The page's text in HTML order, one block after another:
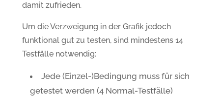
damit zufrieden.
Um die Verzweigung in der Grafik jedoch
funktional gut zu testen, sind mindestens 14
Testfälle notwendig:
Jede (Einzel-)Bedingung muss für sich
getestet werden (4 Normal-Testfälle)